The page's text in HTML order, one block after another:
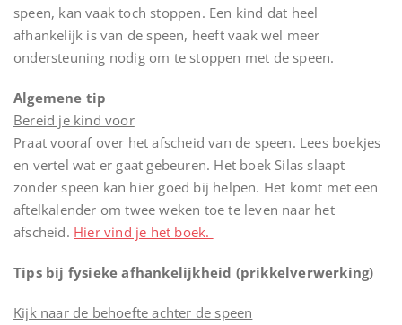
speen, kan vaak toch stoppen. Een kind dat heel
afhankelijk is van de speen, heeft vaak wel meer
ondersteuning nodig om te stoppen met de speen.
Algemene tip
Bereid je kind voor
Praat vooraf over het afscheid van de speen. Lees boekjes
en vertel wat er gaat gebeuren. Het boek Silas slaapt
zonder speen kan hier goed bij helpen. Het komt met een
aftelkalender om twee weken toe te leven naar het
afscheid. Hier vind je het boek.
Tips bij fysieke afhankelijkheid (prikkelverwerking)
Kijk naar de behoefte achter de speen